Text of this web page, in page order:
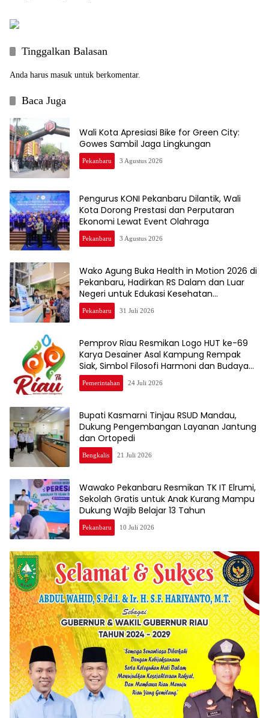
Tinggalkan Balasan
Anda harus masuk untuk berkomentar.
Baca Juga
Wali Kota Apresiasi Bike for Green City:
Gowes Sambil Jaga Lingkungan
Pekanbaru 3 Agustus 2026
Pengurus KONI Pekanbaru Dilantik, Wali
Kota Dorong Prestasi dan Perputaran
Ekonomi Lewat Event Olahraga
Pekanbaru 3 Agustus 2026
Wako Agung Buka Health in Motion 2026 di
Pekanbaru, Hadirkan RS Dalam dan Luar
Negeri untuk Edukasi Kesehatan
Masyarakat
Pekanbaru 31 Juli 2026
Pemprov Riau Resmikan Logo HUT ke-69
Karya Desainer Asal Kampung Rempak
Siak, Simbol Filosofi Harmoni dan Budaya
Melayu
Pemerintahan 24 Juli 2026
Bupati Kasmarni Tinjau RSUD Mandau,
Dukung Pengembangan Layanan Jantung
dan Ortopedi
Bengkalis 21 Juli 2026
Wawako Pekanbaru Resmikan TK IT Elrumi,
Sekolah Gratis untuk Anak Kurang Mampu
Dukung Wajib Belajar 13 Tahun
Pekanbaru 10 Juli 2026